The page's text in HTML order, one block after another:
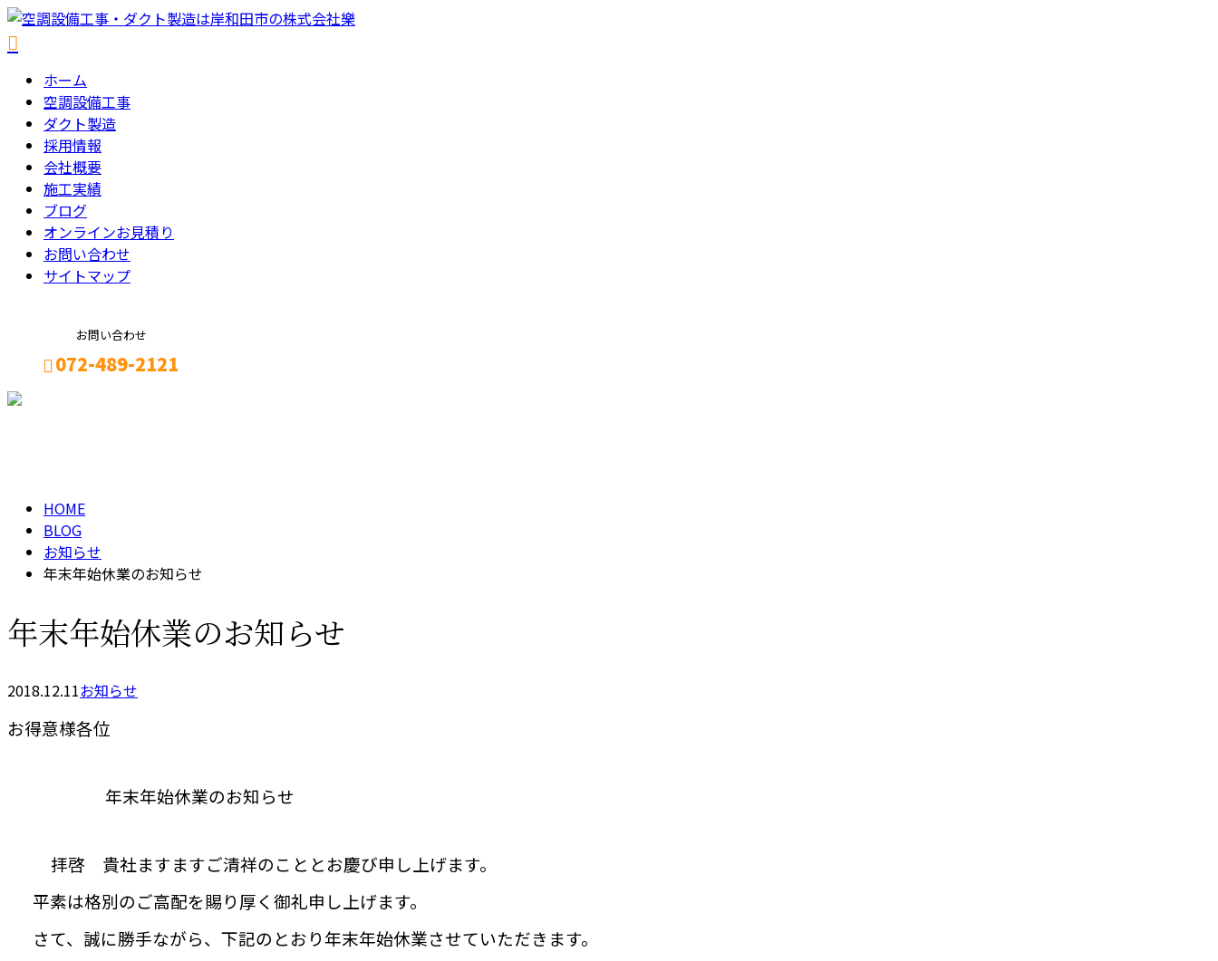
ホーム
空調設備工事
ダクト製造
採用情報
会社概要
施工実績
ブログ
オンラインお見積り
お問い合わせ
サイトマップ
お問い合わせ
072-489-2121
HOME
BLOG
お知らせ
年末年始休業のお知らせ
年末年始休業のお知らせ
2018.12.11お知らせ
お得意様各位
年末年始休業のお知らせ
拝啓 貴社ますますご清祥のこととお慶び申し上げます。
平素は格別のご高配を賜り厚く御礼申し上げます。
さて、誠に勝手ながら、下記のとおり年末年始休業させていただきます。